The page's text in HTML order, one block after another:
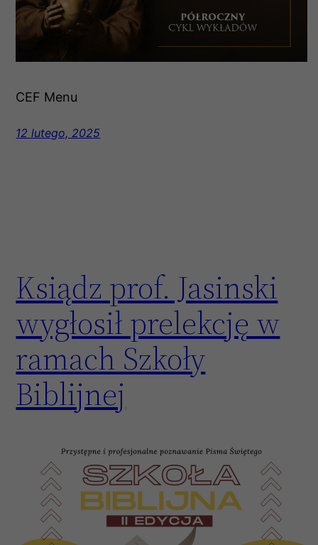
CEF Menu
12 lutego, 2025
Ksiądz prof. Jasinski
wygłosił prelekcję w
ramach Szkoły
Biblijnej